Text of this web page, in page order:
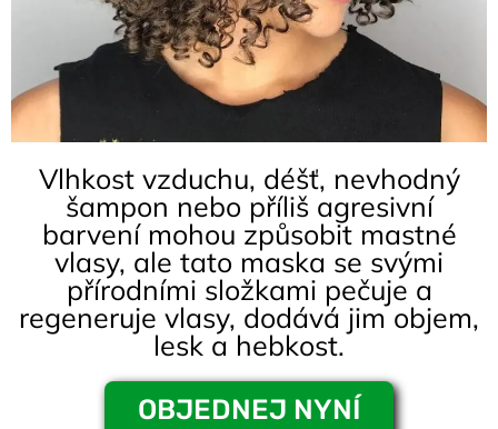
Vlhkost vzduchu, déšť, nevhodný
šampon nebo příliš agresivní
barvení mohou způsobit mastné
vlasy, ale tato maska se svými
přírodními složkami pečuje a
regeneruje vlasy, dodává jim objem,
lesk a hebkost.
OBJEDNEJ NYNÍ